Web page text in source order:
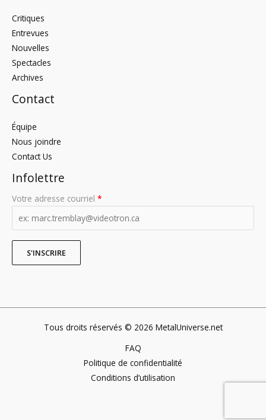
Critiques
Entrevues
Nouvelles
Spectacles
Archives
Contact
Équipe
Nous joindre
Contact Us
Infolettre
Votre adresse courriel *
Tous droits réservés © 2026 MetalUniverse.net
FAQ
Politique de confidentialité
Conditions d’utilisation